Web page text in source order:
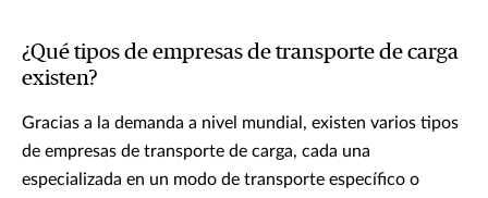
¿Qué tipos de empresas de transporte de carga
existen?
Gracias a la demanda a nivel mundial, existen varios tipos
de empresas de transporte de carga, cada una
especializada en un modo de transporte específico o